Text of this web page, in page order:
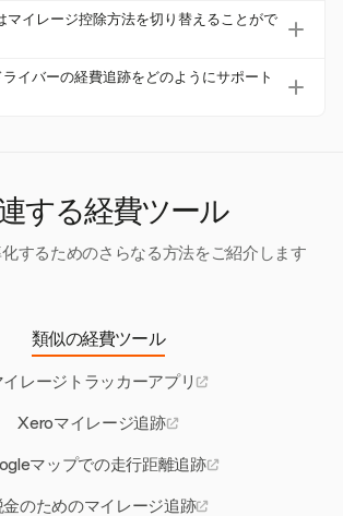
の要件に準拠しており、税務目的のた
るのに役立ちます。
ジログに日付、目的地、走行距離、ビジ
ことを要求しています。ログはタイム
。
マイレージ控除方法を切り替えることがで
、標準マイレージレートまたは実際の
かを選択できます。ただし、最初の年に
イバーの経費追跡をどのようにサポート
備を簡素化します。
する経費ツール
するためのさらなる方法をご紹介します
類似の経費ツール
イレージトラッカーアプリ
Xeroマイレージ追跡
マップでの走行距離追跡
金のためのマイレージ追跡